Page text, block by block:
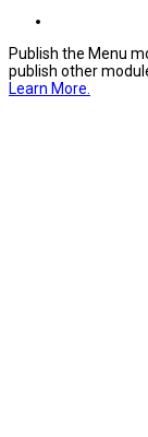
Publish the Menu
publish other
Learn More.